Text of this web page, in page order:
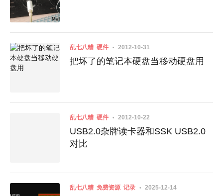
乱七八糟 硬件 2012-10-31
把坏了的笔记本硬盘当移动硬盘用
乱七八糟 硬件 2012-10-22
USB2.0杂牌读卡器和SSK USB2.0
对比
乱七八糟 免费资源 记录 2025-12-14